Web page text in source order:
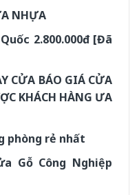
NHỰA
2.800.000đ [Đã
CỬA BÁO GIÁ CỬA
KHÁCH HÀNG ƯA
phòng rẻ nhất
Gỗ Công Nghiệp